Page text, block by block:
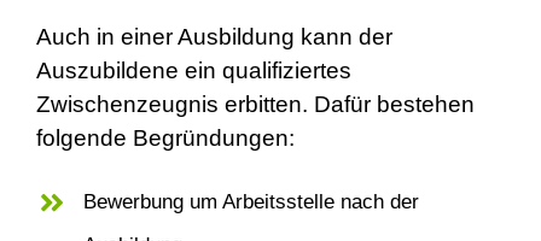
Auch in einer Ausbildung kann der
Auszubildene ein qualifiziertes
Zwischenzeugnis erbitten. Dafür bestehen
folgende Begründungen:
Bewerbung um Arbeitsstelle nach der